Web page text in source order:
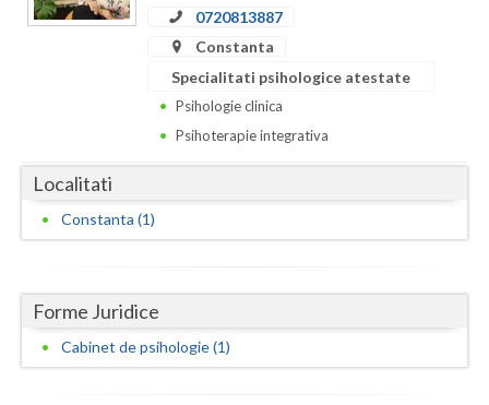
Covasna
Galati
Giurgiu
Harghita
Hunedoara
0720813887
Constanta
Specialitati psihologice atestate
Psihologie clinica
Psihoterapie integrativa
Localitati
Constanta (1)
Forme Juridice
Cabinet de psihologie (1)